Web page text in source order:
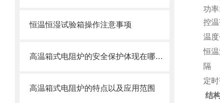
恒温恒湿试验箱操作注意事项
高温箱式电阻炉的安全保护体现在哪几方面
高温箱式电阻炉的特点以及应用范围
控
温
恒
隔
定
结